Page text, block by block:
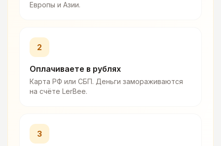
Европы и Азии.
2
Оплачиваете в рублях
Карта РФ или СБП. Деньги замораживаются
на счёте LerBee.
3